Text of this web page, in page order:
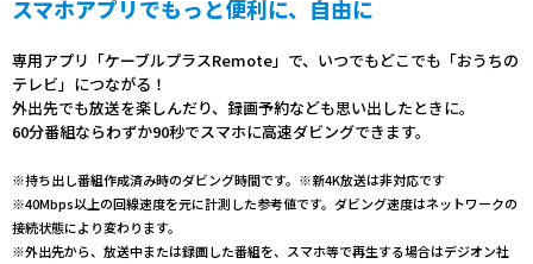
スマホアプリでもっと便利に、自由に
専用アプリ「ケーブルプラスRemote」で、いつでもどこでも「おうちの
テレビ」につながる！
外出先でも放送を楽しんだり、録画予約なども思い出したときに。
60分番組ならわずか90秒でスマホに高速ダビングできます。
※持ち出し番組作成済み時のダビング時間です。※新4K放送は非対応です
※40Mbps以上の回線速度を元に計測した参考値です。ダビング速度はネットワークの
接続状態により変わります。
※外出先から、放送中または録画した番組を、スマホ等で再生する場合はデジオン社